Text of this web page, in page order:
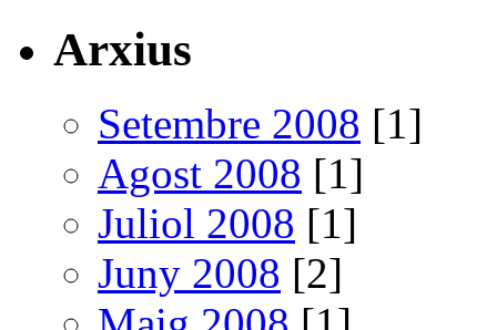
Arxius
Setembre 2008 [1]
Agost 2008 [1]
Juliol 2008 [1]
Juny 2008 [2]